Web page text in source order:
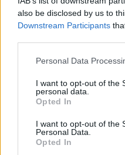
also be disclosed by us to
Downstream Participants
Personal Data
I want to opt-out of the
personal data.
Opted In
I want to opt-out of the
Personal Data.
Opted In
ΚΟΙΝΩΝΊΑ